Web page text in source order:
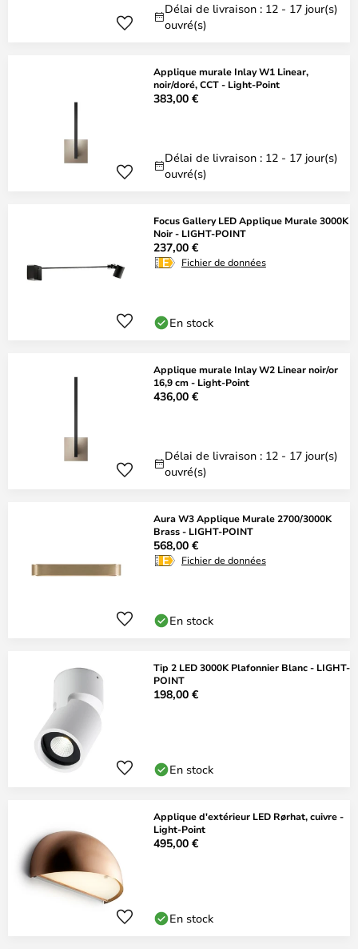
Délai de livraison : 12 - 17 jour(s)
ouvré(s)
Applique murale Inlay W1 Linear,
noir/doré, CCT - Light-Point
383,00 €
Délai de livraison : 12 - 17 jour(s)
ouvré(s)
Focus Gallery LED Applique Murale 3000K
Noir - LIGHT-POINT
237,00 €
Fichier de données
En stock
Applique murale Inlay W2 Linear noir/or
16,9 cm - Light-Point
436,00 €
Délai de livraison : 12 - 17 jour(s)
ouvré(s)
Aura W3 Applique Murale 2700/3000K
Brass - LIGHT-POINT
568,00 €
Fichier de données
En stock
Tip 2 LED 3000K Plafonnier Blanc - LIGHT-
POINT
198,00 €
En stock
Applique d'extérieur LED Rørhat, cuivre -
Light-Point
495,00 €
En stock